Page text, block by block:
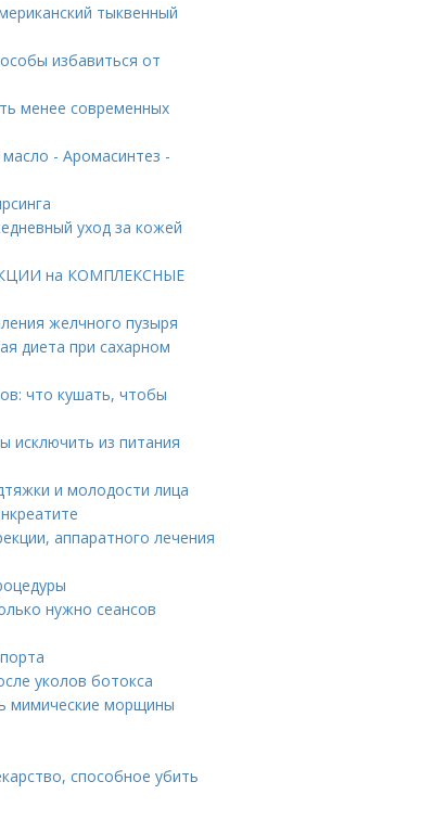
тыквенный
избавиться от
менее современных
- Аромасинтез -
уход за кожей
АКЦИИ на КОМПЛЕКСНЫЕ
желчного пузыря
диета при сахарном
что кушать, чтобы
исключить из питания
и молодости лица
аппаратного лечения
нужно сеансов
уколов ботокса
мимические морщины
способное убить